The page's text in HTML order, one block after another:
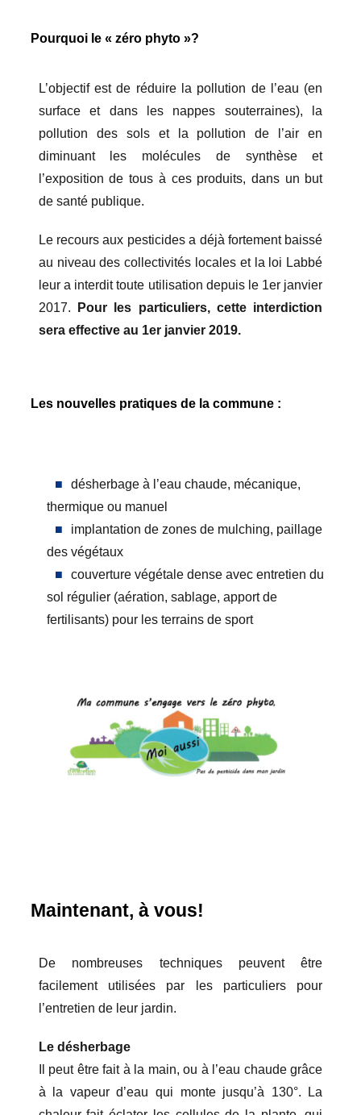
Pourquoi le « zéro phyto »?
L’objectif est de réduire la pollution de l’eau (en
surface et dans les nappes souterraines), la
pollution des sols et la pollution de l’air en
diminuant les molécules de synthèse et
l’exposition de tous à ces produits, dans un but
de santé publique.
Le recours aux pesticides a déjà fortement baissé
au niveau des collectivités locales et la loi Labbé
leur a interdit toute utilisation depuis le 1er janvier
2017.
Pour les particuliers, cette interdiction
sera effective au 1er janvier 2019.
Les nouvelles pratiques de la commune :
désherbage à l’eau chaude, mécanique,
thermique ou manuel
implantation de zones de mulching, paillage
des végétaux
couverture végétale dense avec entretien du
sol régulier (aération, sablage, apport de
fertilisants) pour les terrains de sport
Maintenant, à vous!
De nombreuses techniques peuvent être
facilement utilisées par les particuliers pour
l’entretien de leur jardin.
Le désherbage
Il peut être fait à la main, ou à l’eau chaude grâce
à la vapeur d’eau qui monte jusqu’à 130°. La